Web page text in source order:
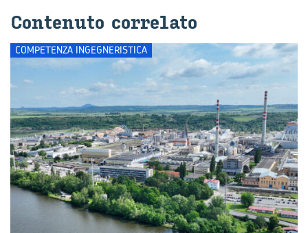
Con­te­nu­to cor­re­la­to
COMPETENZA INGEGNERISTICA